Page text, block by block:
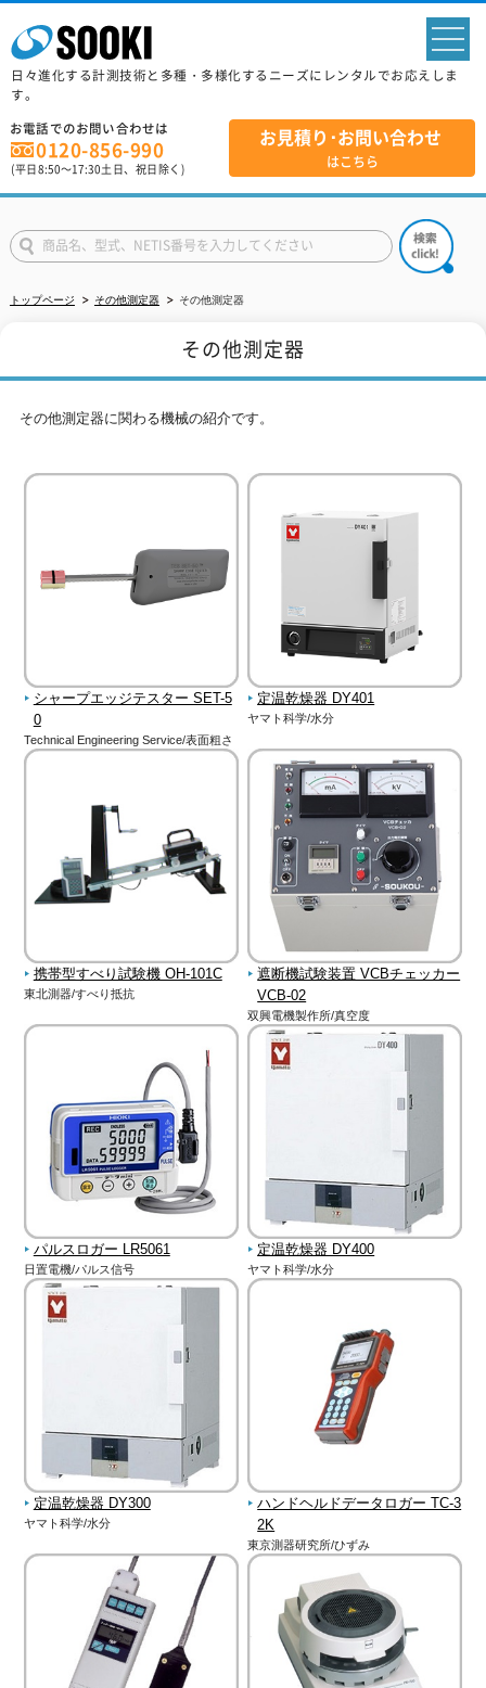
日々進化する計測技術と多種・多様化するニーズにレンタルでお応えしま
す。
お電話でのお問い合わせは
0120-856-990
(平日8:50～17:30土日、祝日除く)
お見積り･お問い合わせ
はこちら
トップページ その他測定器 その他測定器
その他測定器
その他測定器に関わる機械の紹介です。
シャープエッジテスター SET-5
0
Technical Engineering Service/表面粗さ
定温乾燥器 DY401
ヤマト科学/水分
携帯型すべり試験機 OH-101C
東北測器/すべり抵抗
遮断機試験装置 VCBチェッカー
VCB-02
双興電機製作所/真空度
パルスロガー LR5061
日置電機/パルス信号
定温乾燥器 DY400
ヤマト科学/水分
定温乾燥器 DY300
ヤマト科学/水分
ハンドヘルドデータロガー TC-3
2K
東京測器研究所/ひずみ